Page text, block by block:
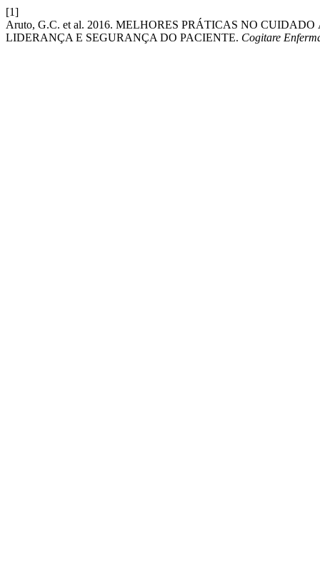
[1]
Aruto, G.C. et al. 2016. MELHORES PRÁTICAS NO
LIDERANÇA E SEGURANÇA DO PACIENTE. Cogitare